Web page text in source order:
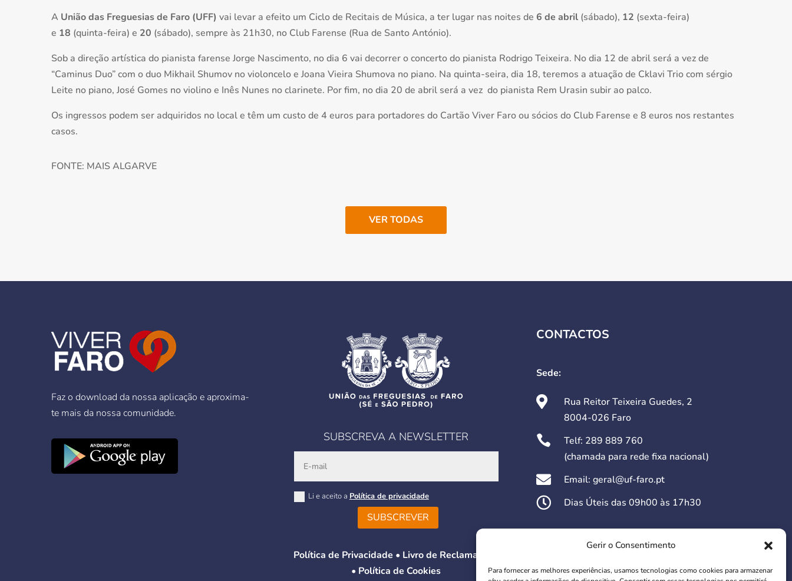
Gerir o Consentimento
Para fornecer as melhores experiências, usamos tecnologias como cookies para armazenar
A União das Freguesias de Faro (UFF) vai levar a efeito um Ciclo de Recitais de Música, a ter lugar nas noites de 6 de abril (sábado), 12 (sexta-feira)
e 18 (quinta-feira) e 20 (sábado), sempre às 21h30, no Club Farense (Rua de Santo António).
Sob a direção artística do pianista farense Jorge Nascimento, no dia 6 vai decorrer o concerto do pianista Rodrigo Teixeira. No dia 12 de abril será a vez de
“Caminus Duo” com o duo Mikhail Shumov no violoncelo e Joana Vieira Shumova no piano. Na quinta-seira, dia 18, teremos a atuação de Cklavi Trio com sérgio
Leite no piano, José Gomes no violino e Inês Nunes no clarinete. Por fim, no dia 20 de abril será a vez do pianista Rem Urasin subir ao palco.
Os ingressos podem ser adquiridos no local e têm um custo de 4 euros para portadores do Cartão Viver Faro ou sócios do Club Farense e 8 euros nos restantes
casos.
FONTE: MAIS ALGARVE
VER TODAS
Faz o download da nossa aplicação e aproxima-
te mais da nossa comunidade.
SUBSCREVA A NEWSLETTER
Li e aceito a Política de privacidade
SUBSCREVER
Política de Privacidade • Livro de Reclamações
• Política de Cookies
CONTACTOS
Sede:

Rua Reitor Teixeira Guedes, 2
8004-026 Faro
 Telf: 289 889 760
(chamada para rede fixa nacional)
 Email: geral@uf-faro.pt
 Dias Úteis das 09h00 às 17h30